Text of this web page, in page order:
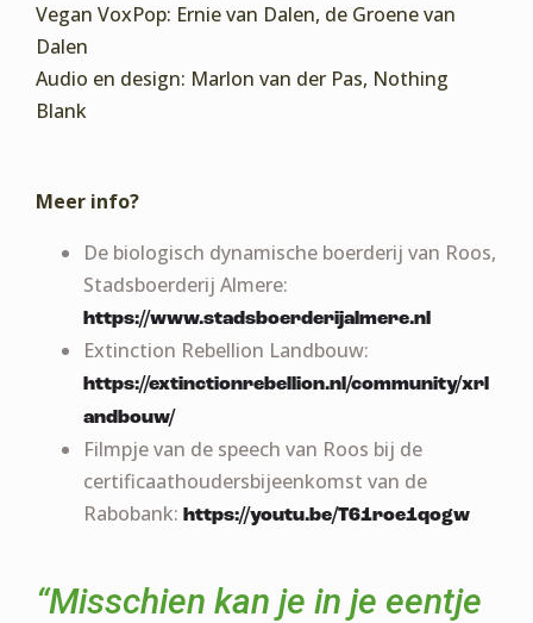
Vegan VoxPop: Ernie van Dalen, de Groene van
Dalen
Audio en design: Marlon van der Pas, Nothing
Blank
Meer info?
De biologisch dynamische boerderij van Roos,
Stadsboerderij Almere:
https://www.stadsboerderijalmere.nl
Extinction Rebellion Landbouw:
https://extinctionrebellion.nl/community/xrl
andbouw/
Filmpje van de speech van Roos bij de
certificaathoudersbijeenkomst van de
Rabobank: https://youtu.be/T61roe1qogw
“Misschien kan je in je eentje